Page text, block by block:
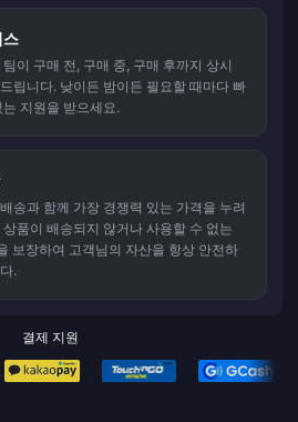
스
이 구매 전, 구매 중, 구매 후까지 상시
립니다. 낮이든 밤이든 필요할 때마다 빠
지원을 받으세요.
송과 함께 가장 경쟁력 있는 가격을 누려
품이 배송되지 않거나 사용할 수 없는
보장하여 고객님의 자산을 항상 안전하
.
결제 지원